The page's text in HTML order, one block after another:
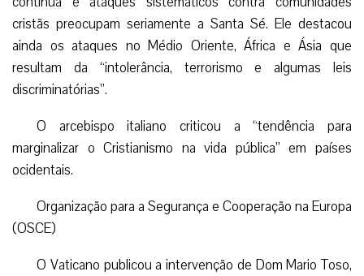
cristãs preocupam seriamente a Santa Sé. Ele destacou
ainda os ataques no Médio Oriente, África e Ásia que
resultam da “intolerância, terrorismo e algumas leis
discriminatórias”.
O arcebispo italiano criticou a “tendência para
marginalizar o Cristianismo na vida pública” em países
ocidentais.
Organização para a Segurança e Cooperação na Europa
(OSCE)
O Vaticano publicou a intervenção de Dom Mario Toso,